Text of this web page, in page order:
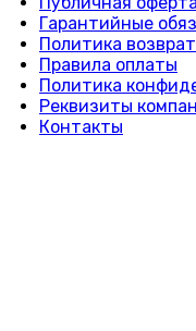
Гарантийные
Политика
Правила оплаты
Политика
Реквизиты
Контакты